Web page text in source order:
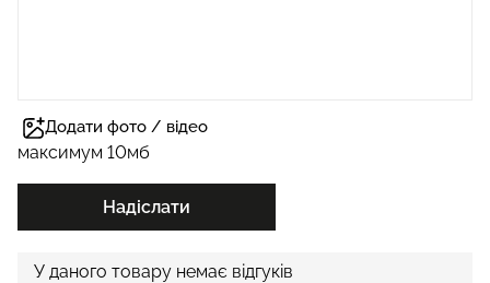
Додати фото / відео
максимум 10мб
Надіслати
У даного товару немає відгуків